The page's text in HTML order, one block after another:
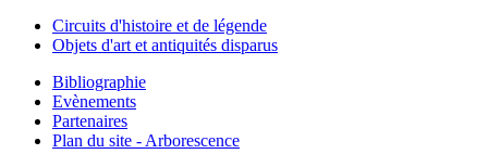
Circuits d'histoire et de légende
Objets d'art et antiquités disparus
Bibliographie
Evènements
Partenaires
Plan du site - Arborescence